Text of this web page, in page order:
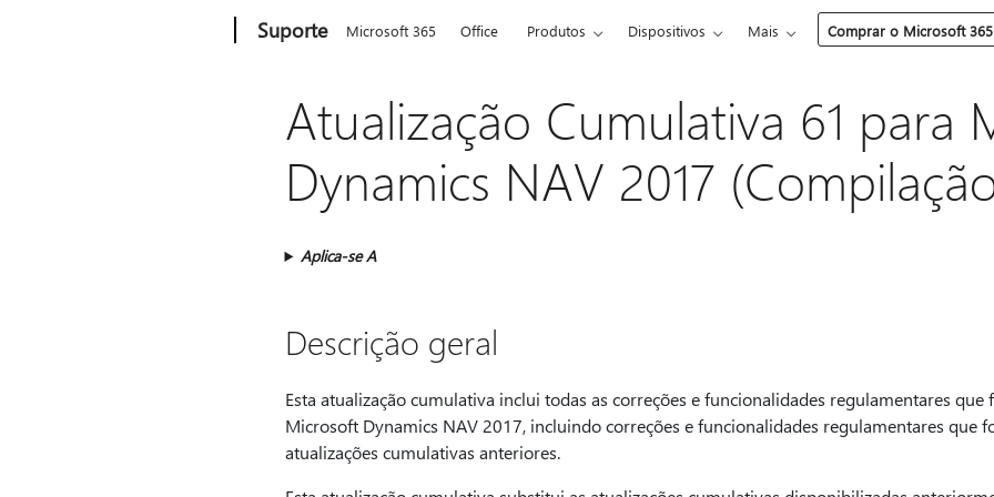
Suporte Microsoft 365 Office Produtos Dispositivos Mais Comprar o Microsoft 365
Atualização Cumulativa 61 para
Dynamics NAV 2017
Aplica-se A
Descrição geral
Esta atualização cumulativa inclui todas as correções e funcionalidades regulamentares que
Microsoft Dynamics NAV 2017, incluindo correções e funcionalidades regulamentares que
atualizações cumulativas anteriores.